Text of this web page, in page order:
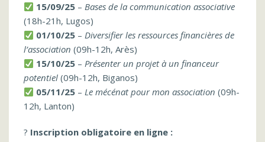
15/09/25 –Bases de la communication associative
(18h-21h, Lugos)
01/10/25 –Diversifier les ressources financières de
l’association (09h-12h, Arès)
15/10/25 –Présenter un projet à un financeur
potentiel (09h-12h, Biganos)
05/11/25 –Le mécénat pour mon association (09h-
12h, Lanton)
? Inscription obligatoire en ligne :